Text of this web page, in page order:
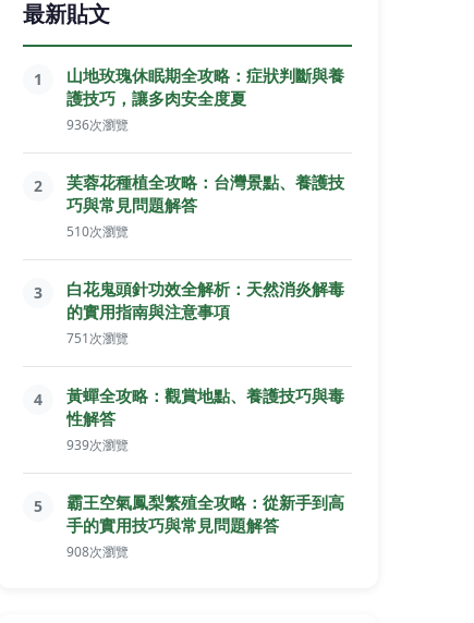
最新貼文
1
山地玫瑰休眠期全攻略：症狀判斷與養
護技巧，讓多肉安全度夏
936次瀏覽
2
芙蓉花種植全攻略：台灣景點、養護技
巧與常見問題解答
510次瀏覽
3
白花鬼頭針功效全解析：天然消炎解毒
的實用指南與注意事項
751次瀏覽
4
黃蟬全攻略：觀賞地點、養護技巧與毒
性解答
939次瀏覽
5
霸王空氣鳳梨繁殖全攻略：從新手到高
手的實用技巧與常見問題解答
908次瀏覽